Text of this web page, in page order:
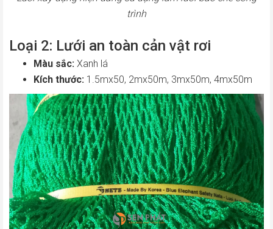
trình
Loại 2: Lưới an toàn cản vật rơi
Màu sắc: Xanh lá
Kích thước: 1.5mx50, 2mx50m, 3mx50m, 4mx50m